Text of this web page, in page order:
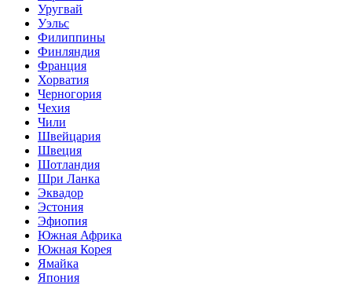
Уругвай
Уэльс
Филиппины
Финляндия
Франция
Хорватия
Черногория
Чехия
Чили
Швейцария
Швеция
Шотландия
Шри Ланка
Эквадор
Эстония
Эфиопия
Южная Африка
Южная Корея
Ямайка
Япония